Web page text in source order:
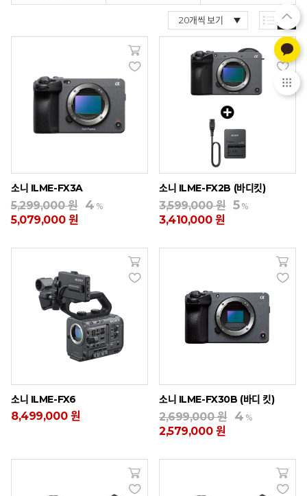
소니 ILME-FX3A
5,299,000 원 4 %
5,079,000 원
소니 ILME-FX2B (바디킷)
3,599,000 원 5%
3,410,000 원
소니 ILME-FX6
8,499,000 원
소니 ILME-FX30B (바디 킷)
2,699,000 원 4 %
2,579,000 원